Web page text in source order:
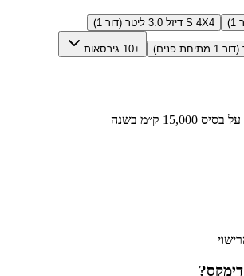
S 4X4 דיזל 3.0 ליטר (דור 1)
+10 גירסאות
ק״מ בשנה
דימקס?